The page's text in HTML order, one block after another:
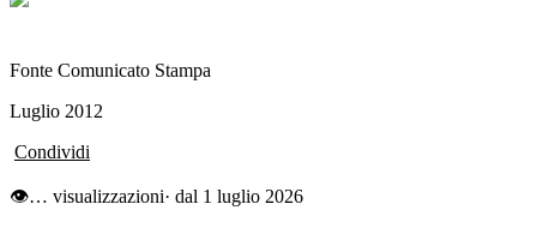
Fonte Comunicato Stampa
Luglio 2012
Condividi
👁… visualizzazioni· dal 1 luglio 2026